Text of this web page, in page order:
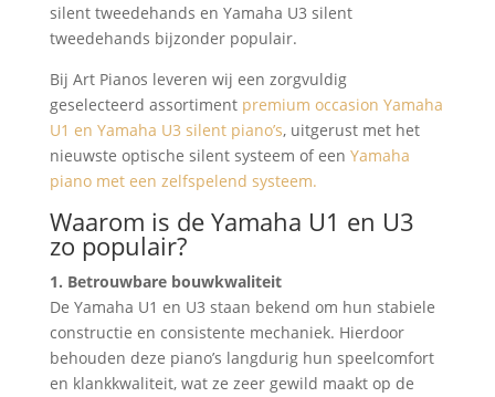
silent tweedehands en Yamaha U3 silent
tweedehands bijzonder populair.
Bij Art Pianos leveren wij een zorgvuldig
geselecteerd assortiment premium occasion Yamaha
U1 en Yamaha U3 silent piano’s, uitgerust met het
nieuwste optische silent systeem of een Yamaha
piano met een zelfspelend systeem.
Waarom is de Yamaha U1 en U3
zo populair?
1. Betrouwbare bouwkwaliteit
De Yamaha U1 en U3 staan bekend om hun stabiele
constructie en consistente mechaniek. Hierdoor
behouden deze piano’s langdurig hun speelcomfort
en klankkwaliteit, wat ze zeer gewild maakt op de